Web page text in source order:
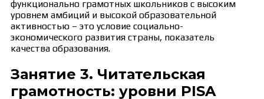
функционально грамотных школьников с высоким
уровнем амбиций и высокой образовательной
активностью – это условие социально-
экономического развития страны, показатель
качества образования.
Занятие 3. Читательская
грамотность: уровни PISA